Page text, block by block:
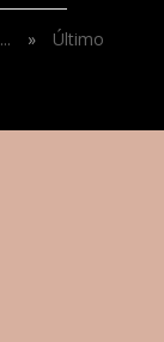
... » Último